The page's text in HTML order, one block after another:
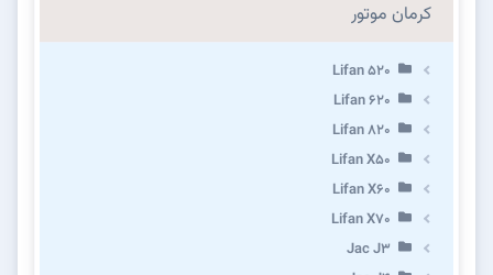
کرمان موتور
Lifan 520
Lifan 620
Lifan 820
Lifan X50
Lifan X60
Lifan X70
Jac J3